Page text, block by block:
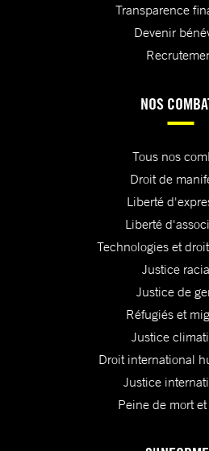
Transparence
Devenir
NOS
Tous nos
Droit de
Liberté
Liberté
Technologies et
Justice
Justice de
Réfugiés et
Justice
Droit international
Justice
Peine de mort